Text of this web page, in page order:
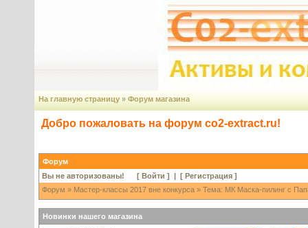
На главную страницу » Форум магазина
Добро пожаловать на форум co2-extract.ru!
Форум
Вы не авторизованы! [ Войти ] | [ Регистрация ]
Форум » Мастер-классы 2017 вне конкурса » Тема: МК Маска-пилинг с
Новинки нашего магазина